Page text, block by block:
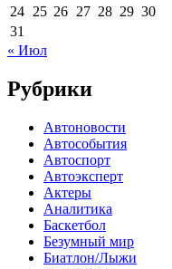
24 25 26 27 28 29 30
31
« Июл
Рубрики
Автоновости
Автособытия
Автоспорт
Автоэксперт
Актеры
Аналитика
Баскетбол
Безумный мир
Биатлон/Лыжи